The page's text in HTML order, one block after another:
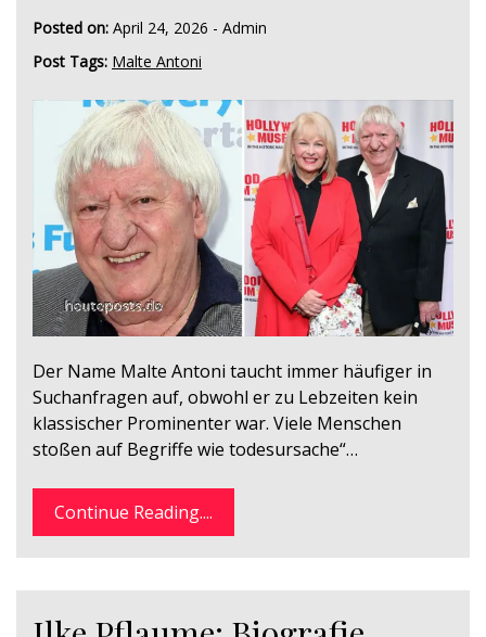
Posted on: April 24, 2026 - Admin
Post Tags: Malte Antoni
Der Name Malte Antoni taucht immer häufiger in
Suchanfragen auf, obwohl er zu Lebzeiten kein
klassischer Prominenter war. Viele Menschen
stoßen auf Begriffe wie todesursache“…
Continue Reading....